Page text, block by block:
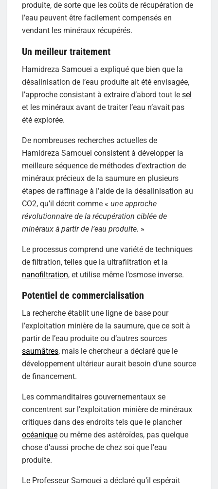
produite, de sorte que les coûts de récupération de
l’eau peuvent être facilement compensés en
vendant les minéraux récupérés.
Un meilleur traitement
Hamidreza Samouei a expliqué que bien que la
désalinisation de l’eau produite ait été envisagée,
l’approche consistant à extraire d’abord tout le sel
et les minéraux avant de traiter l’eau n’avait pas
été explorée.
De nombreuses recherches actuelles de
Hamidreza Samouei consistent à développer la
meilleure séquence de méthodes d’extraction de
minéraux précieux de la saumure en plusieurs
étapes de raffinage à l’aide de la désalinisation au
CO2, qu’il décrit comme « une approche
révolutionnaire de la récupération ciblée de
minéraux à partir de l’eau produite. »
Le processus comprend une variété de techniques
de filtration, telles que la ultrafiltration et la
nanofiltration, et utilise même l’osmose inverse.
Potentiel de commercialisation
La recherche établit une ligne de base pour
l’exploitation minière de la saumure, que ce soit à
partir de l’eau produite ou d’autres sources
saumâtres, mais le chercheur a déclaré que le
développement ultérieur aurait besoin d’une source
de financement.
Les commanditaires gouvernementaux se
concentrent sur l’exploitation minière de minéraux
critiques dans des endroits tels que le plancher
océanique ou même des astéroïdes, pas quelque
chose d’aussi proche de chez soi que l’eau
produite.
Le Professeur Samouei a déclaré qu’il espérait